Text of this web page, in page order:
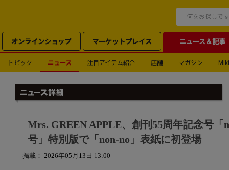
オンラインショップ マーケットプレイス ニュース＆記事
トピック ニュース 注目アイテム紹介 店舗 マガジン
Mrs. GREEN APPLE、創刊55周年記念号「
号」特別版で「non-no」表紙に初登場
掲載： 2026年05月13日 13:00